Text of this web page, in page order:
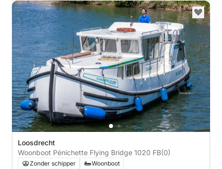
Loosdrecht
Woonboot Pénichette Flying Bridge 1020 FB(0)
Zonder schipper
Woonboot